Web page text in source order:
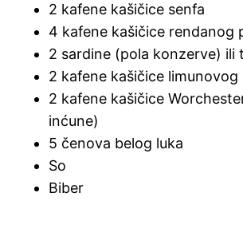
2 kafene kašičice senfa
4 kafene kašičice rendanog
2 sardine (pola konzerve) ili
2 kafene kašičice limunovog
2 kafene kašičice
inćune)
5 čenova belog luka
So
Biber